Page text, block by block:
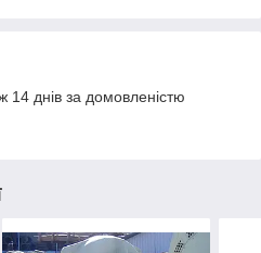
днів за домовленістю